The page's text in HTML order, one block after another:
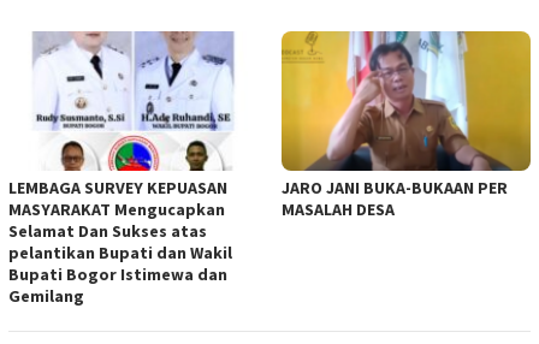
LEMBAGA SURVEY KEPUASAN
MASYARAKAT Mengucapkan
Selamat Dan Sukses atas
pelantikan Bupati dan Wakil
Bupati Bogor Istimewa dan
Gemilang
JARO JANI BUKA-BUKAAN PER
MASALAH DESA